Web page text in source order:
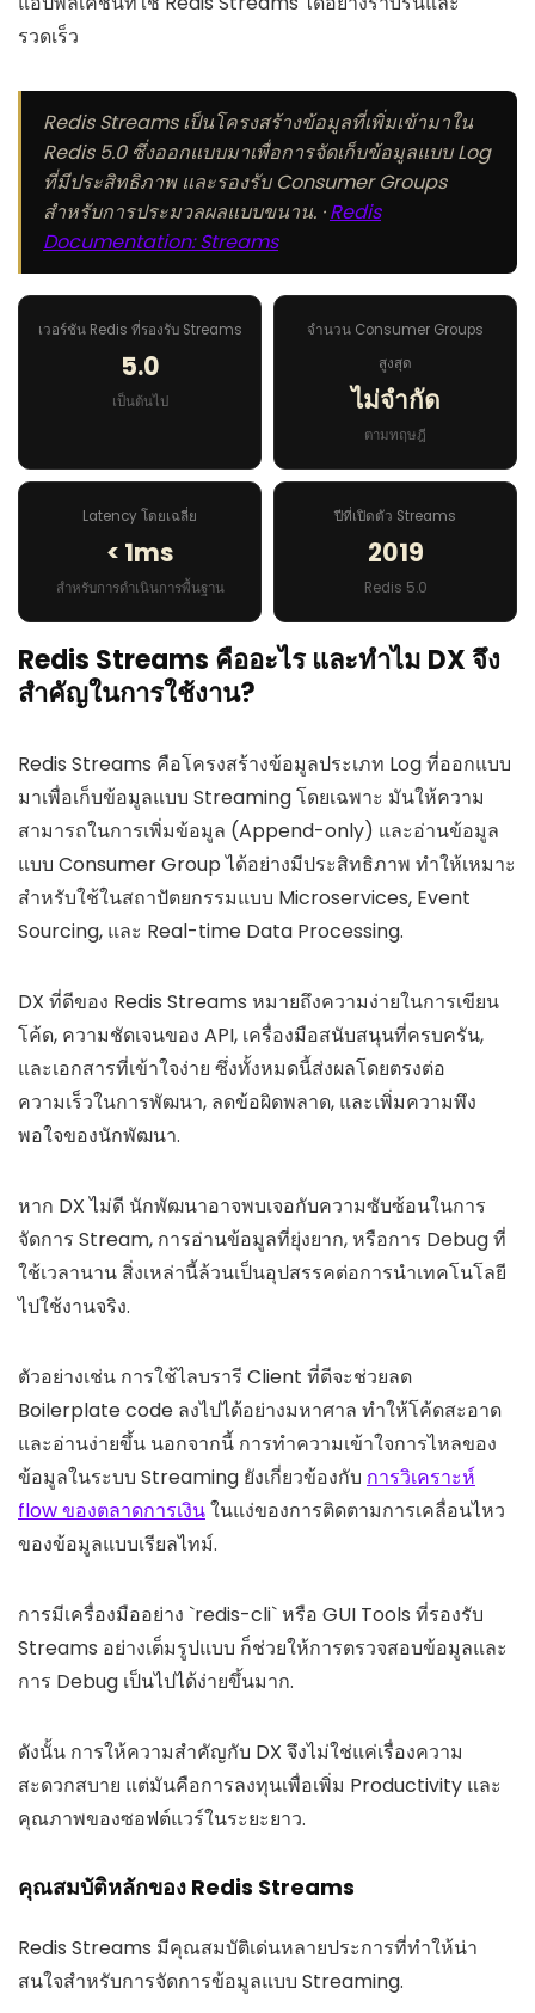
รวดเร็ว
Redis Streams เป็นโครงสร้างข้อมูลที่เพิ่มเข้ามาใน
Redis 5.0 ซึ่งออกแบบมาเพื่อการจัดเก็บข้อมูลแบบ Log
ที่มีประสิทธิภาพ และรองรับ Consumer Groups
สำหรับการประมวลผลแบบขนาน. ·Redis
Documentation: Streams
เวอร์ชัน Redis ที่รองรับ Streams
5.0
เป็นต้นไป
จำนวน Consumer Groups
สูงสุด
ไม่จำกัด
ตามทฤษฎี
Latency โดยเฉลี่ย
< 1ms
สำหรับการดำเนินการพื้นฐาน
ปีที่เปิดตัว Streams
2019
Redis 5.0
Redis Streams คืออะไร และทำไม DX จึง
สำคัญในการใช้งาน?
Redis Streams คือโครงสร้างข้อมูลประเภท Log ที่ออกแบบ
มาเพื่อเก็บข้อมูลแบบ Streaming โดยเฉพาะ มันให้ความ
สามารถในการเพิ่มข้อมูล (Append-only) และอ่านข้อมูล
แบบ Consumer Group ได้อย่างมีประสิทธิภาพ ทำให้เหมาะ
สำหรับใช้ในสถาปัตยกรรมแบบ Microservices, Event
Sourcing, และ Real-time Data Processing.
DX ที่ดีของ Redis Streams หมายถึงความง่ายในการเขียน
โค้ด, ความชัดเจนของ API, เครื่องมือสนับสนุนที่ครบครัน,
และเอกสารที่เข้าใจง่าย ซึ่งทั้งหมดนี้ส่งผลโดยตรงต่อ
ความเร็วในการพัฒนา, ลดข้อผิดพลาด, และเพิ่มความพึง
พอใจของนักพัฒนา.
หาก DX ไม่ดี นักพัฒนาอาจพบเจอกับความซับซ้อนในการ
จัดการ Stream, การอ่านข้อมูลที่ยุ่งยาก, หรือการ Debug ที่
ใช้เวลานาน สิ่งเหล่านี้ล้วนเป็นอุปสรรคต่อการนำเทคโนโลยี
ไปใช้งานจริง.
ตัวอย่างเช่น การใช้ไลบรารี Client ที่ดีจะช่วยลด
Boilerplate code ลงไปได้อย่างมหาศาล ทำให้โค้ดสะอาด
และอ่านง่ายขึ้น นอกจากนี้ การทำความเข้าใจการไหลของ
ข้อมูลในระบบ Streaming ยังเกี่ยวข้องกับ การวิเคราะห์
flow ของตลาดการเงินในแง่ของการติดตามการเคลื่อนไหว
ของข้อมูลแบบเรียลไทม์.
การมีเครื่องมืออย่าง `redis-cli` หรือ GUI Tools ที่รองรับ
Streams อย่างเต็มรูปแบบ ก็ช่วยให้การตรวจสอบข้อมูลและ
การ Debug เป็นไปได้ง่ายขึ้นมาก.
ดังนั้น การให้ความสำคัญกับ DX จึงไม่ใช่แค่เรื่องความ
สะดวกสบาย แต่มันคือการลงทุนเพื่อเพิ่ม Productivity และ
คุณภาพของซอฟต์แวร์ในระยะยาว.
คุณสมบัติหลักของ Redis Streams
Redis Streams มีคุณสมบัติเด่นหลายประการที่ทำให้น่า
สนใจสำหรับการจัดการข้อมูลแบบ Streaming.